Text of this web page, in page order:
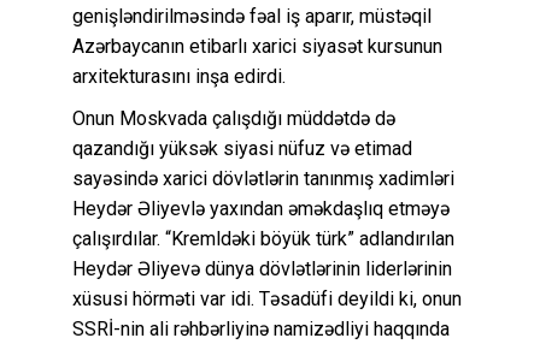
genişləndirilməsində fəal iş aparır, müstəqil
Azərbaycanın etibarlı xarici siyasət kursunun
arxitekturasını inşa edirdi.
Onun Moskvada çalışdığı müddətdə də
qazandığı yüksək siyasi nüfuz və etimad
sayəsində xarici dövlətlərin tanınmış xadimləri
Heydər Əliyevlə yaxından əməkdaşlıq etməyə
çalışırdılar. “Kremldəki böyük türk” adlandırılan
Heydər Əliyevə dünya dövlətlərinin liderlərinin
xüsusi hörməti var idi. Təsadüfi deyildi ki, onun
SSRİ-nin ali rəhbərliyinə namizədliyi haqqında